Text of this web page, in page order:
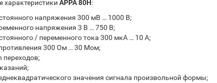
характеристики APPA 80H:
напряжения 300 мВ … 1000 В;
напряжения 3 В … 750 В;
/ переменного тока 300 мкА … 10 А;
300 Ом … 30 Мом;
переходов;
значения сигнала произвольной формы;